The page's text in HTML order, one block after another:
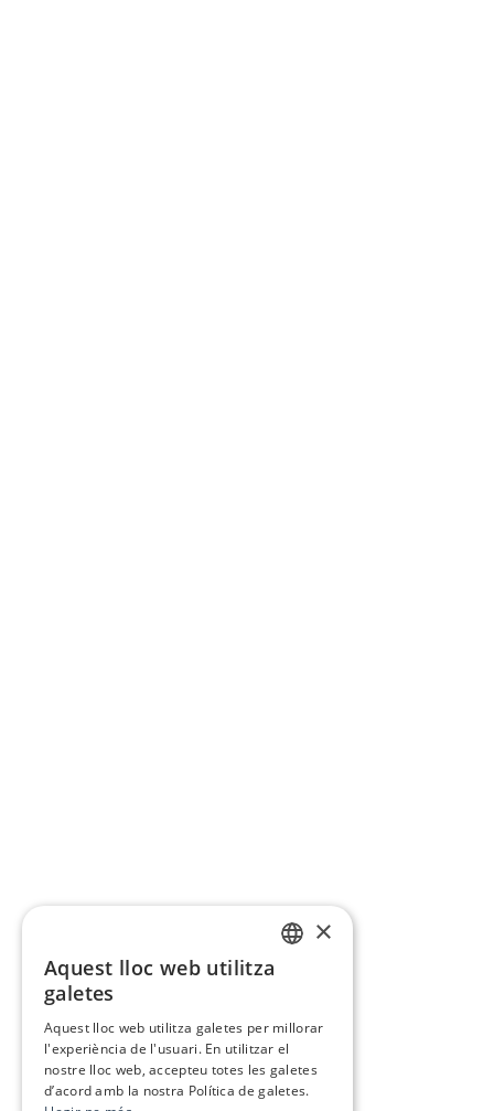
×
Aquest lloc web utilitza
galetes
Aquest lloc web utilitza galetes per millorar
l'experiència de l'usuari. En utilitzar el
nostre lloc web, accepteu totes les galetes
d’acord amb la nostra Política de galetes.